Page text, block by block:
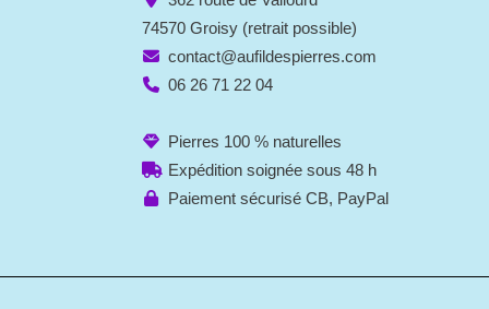
74570 Groisy (retrait possible)
contact@aufildespierres.com
06 26 71 22 04
Pierres 100 % naturelles
Expédition soignée sous 48 h
Paiement sécurisé CB, PayPal